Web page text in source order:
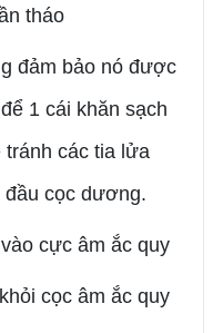
tháo
đảm bảo nó được
1 cái khăn sạch
tránh các tia lửa
đầu cọc dương.
cực âm ắc quy
cọc âm ắc quy